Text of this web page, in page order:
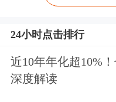
24小时点击排行
近10年年化超10%
深度解读